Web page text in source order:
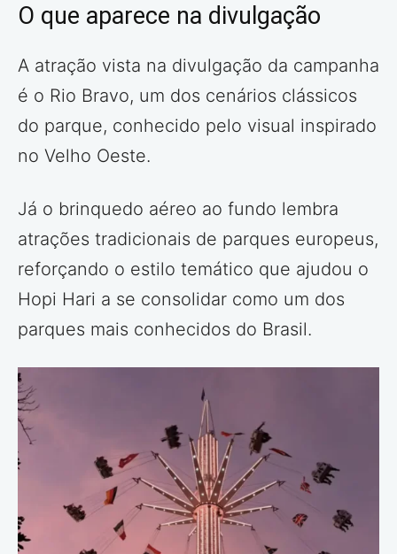
O que aparece na divulgação
A atração vista na divulgação da campanha
é o Rio Bravo, um dos cenários clássicos
do parque, conhecido pelo visual inspirado
no Velho Oeste.
Já o brinquedo aéreo ao fundo lembra
atrações tradicionais de parques europeus,
reforçando o estilo temático que ajudou o
Hopi Hari a se consolidar como um dos
parques mais conhecidos do Brasil.